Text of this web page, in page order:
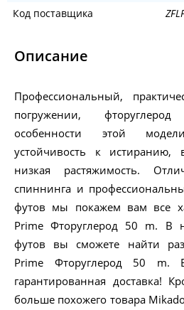
Код поставщика
Описание
Профессиональный,
погружении,
особенности этой
устойчивость к истиранию,
низкая растяжимость.
спиннинга и
футов мы покажем вам все
Prime Фторуглерод 50 m. В
футов вы сможете найти
Prime Фторуглерод 50 m.
гарантированная доставка!
больше похожего товара